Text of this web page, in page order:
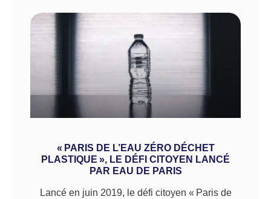
« PARIS DE L’EAU ZÉRO DÉCHET
PLASTIQUE », LE DÉFI CITOYEN LANCÉ
PAR EAU DE PARIS
Lancé en juin 2019, le défi citoyen « Paris de